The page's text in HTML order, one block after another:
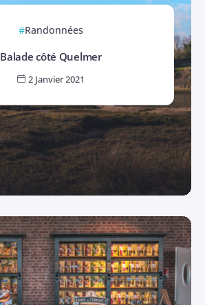
Randonnées
Balade côté Quelmer
2 Janvier 2021